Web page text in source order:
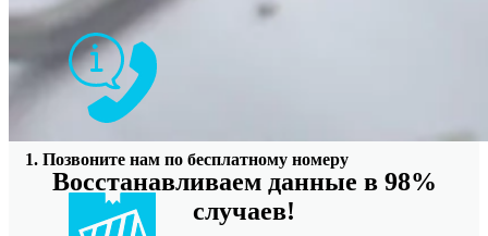
Восстанавливаем данные в 98%
случаев!
1. Позвоните нам по бесплатному номеру